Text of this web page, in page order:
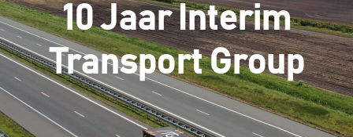
10 Jaar Interim
Transport Group